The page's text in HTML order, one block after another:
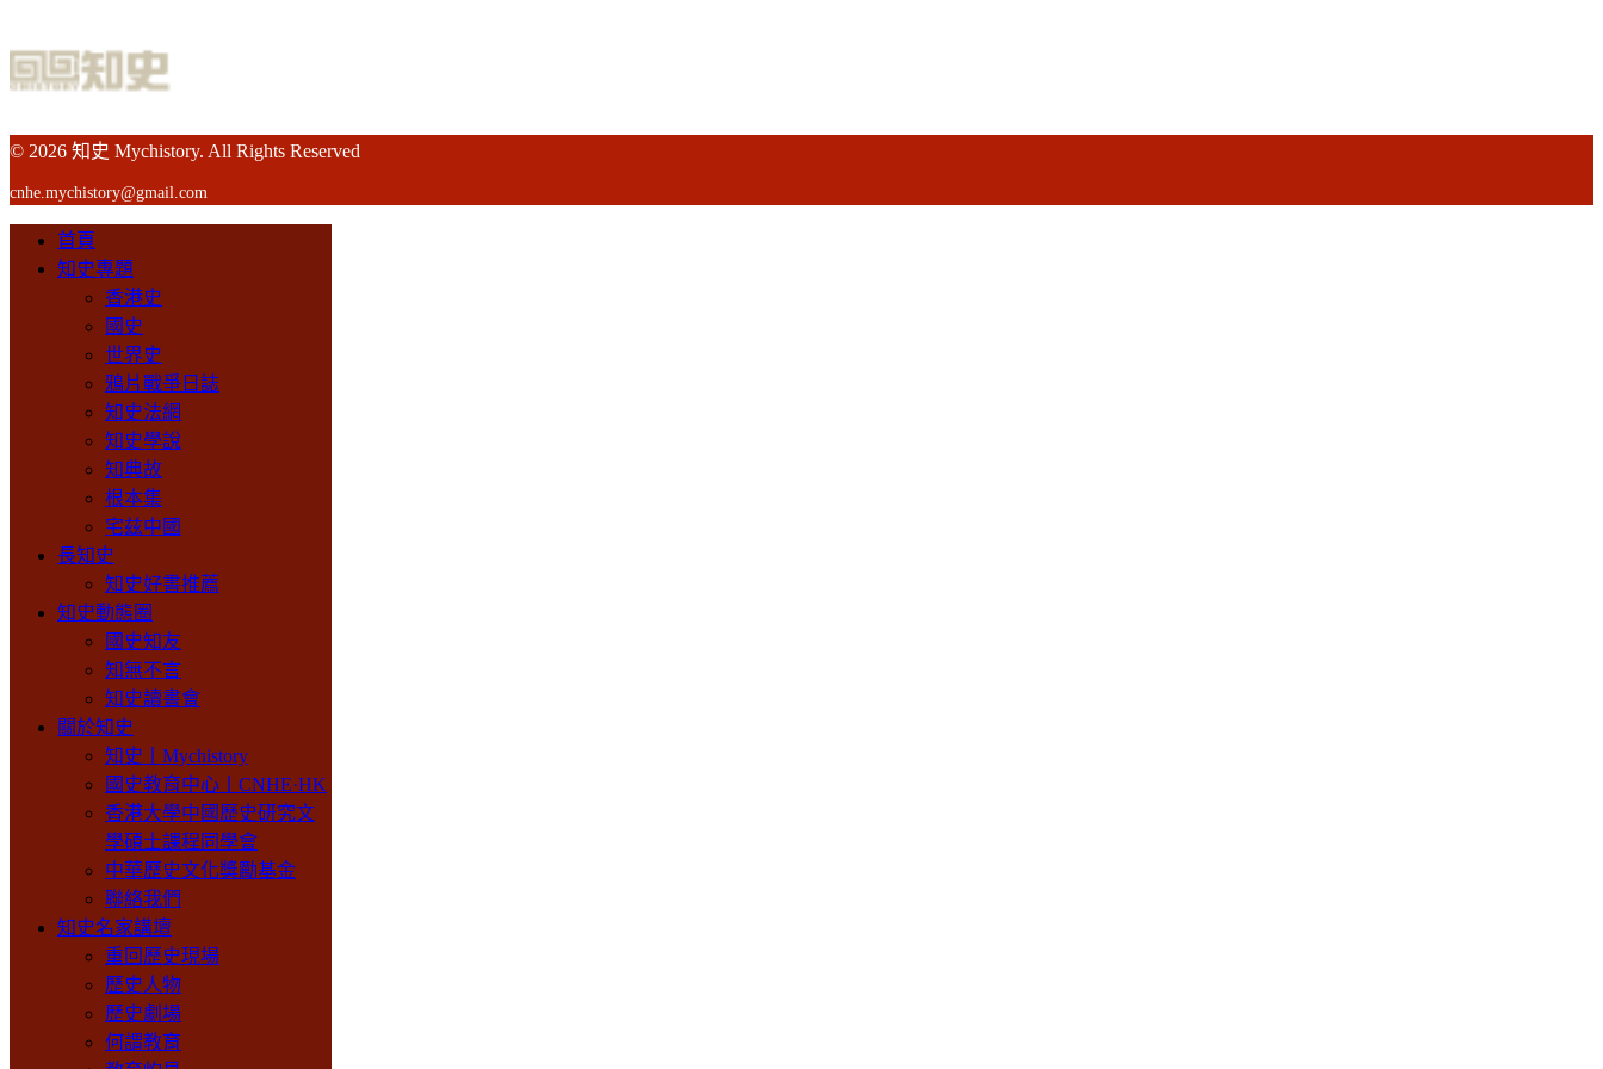
© 2026 知史 Mychistory. All Rights Reserved
cnhe.mychistory@gmail.com
首頁
知史專題
香港史
國史
世界史
鴉片戰爭日誌
知史法網
知史學說
知典故
根本集
宅兹中國
長知史
知史好書推薦
知史動態圈
國史知友
知無不言
知史讀書會
關於知史
知史丨Mychistory
國史教育中心丨CNHE·HK
香港大學中國歷史研究文
學碩士課程同學會
中華歷史文化獎勵基金
聯絡我們
知史名家講壇
重回歷史現場
歷史人物
歷史劇場
何謂教育